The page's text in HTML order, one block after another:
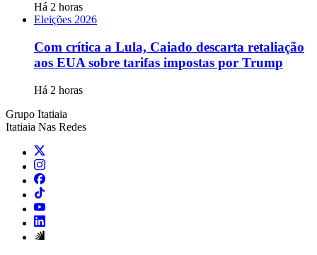
Há 2 horas
Eleições 2026
Com crítica a Lula, Caiado descarta retaliação
aos EUA sobre tarifas impostas por Trump
Há 2 horas
Grupo Itatiaia
Itatiaia Nas Redes